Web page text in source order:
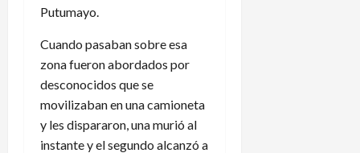
Putumayo.
Cuando pasaban sobre esa
zona fueron abordados por
desconocidos que se
movilizaban en una camioneta
y les dispararon, una murió al
instante y el segundo alcanzó a